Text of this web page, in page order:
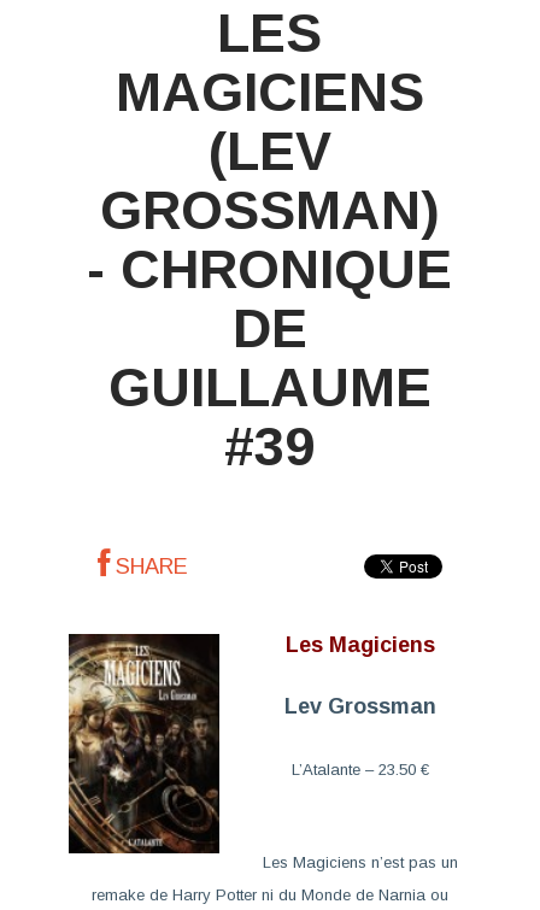
LES
MAGICIENS
(LEV
GROSSMAN)
- CHRONIQUE
DE
GUILLAUME
#39
SHARE
Les Magiciens
Lev Grossman
L’Atalante – 23.50 €
Les Magiciens n’est pas un
remake de Harry Potterni du Monde de Narniaou